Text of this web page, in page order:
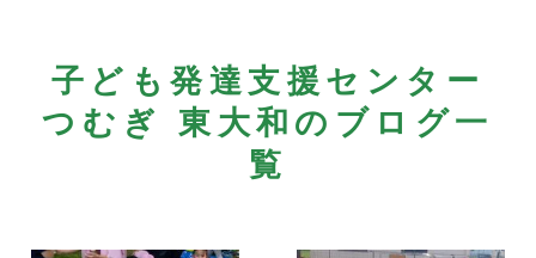
子ども発達支援センター
つむぎ 東大和のブログ一
覧